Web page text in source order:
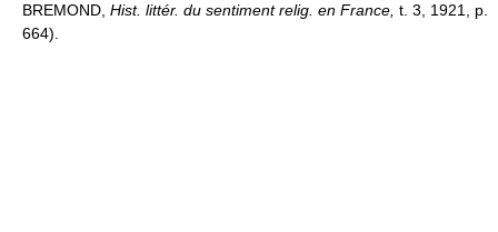
BREMOND, Hist. littér. du sentiment relig. en France, t. 3, 1921, p.
664).